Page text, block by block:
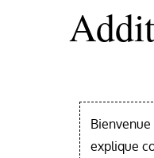
Bienvenue
explique